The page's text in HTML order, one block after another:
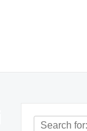
Search